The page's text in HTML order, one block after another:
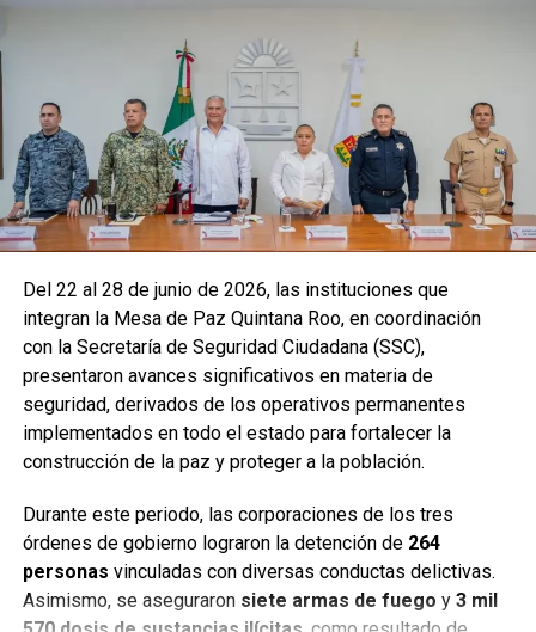
Del 22 al 28 de junio de 2026, las instituciones que
integran la Mesa de Paz Quintana Roo, en coordinación
con la Secretaría de Seguridad Ciudadana (SSC),
presentaron avances significativos en materia de
seguridad, derivados de los operativos permanentes
implementados en todo el estado para fortalecer la
construcción de la paz y proteger a la población.
Durante este periodo, las corporaciones de los tres
órdenes de gobierno lograron la detención de 264
personas vinculadas con diversas conductas delictivas.
Asimismo, se aseguraron siete armas de fuego y 3 mil